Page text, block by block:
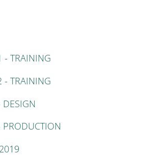
- TRAINING
- TRAINING